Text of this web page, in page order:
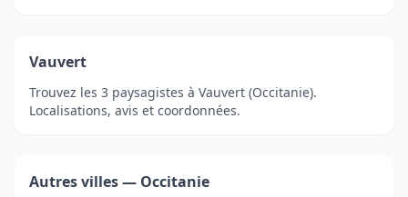
Vauvert
Trouvez les 3 paysagistes à Vauvert (Occitanie).
Localisations, avis et coordonnées.
Autres villes — Occitanie